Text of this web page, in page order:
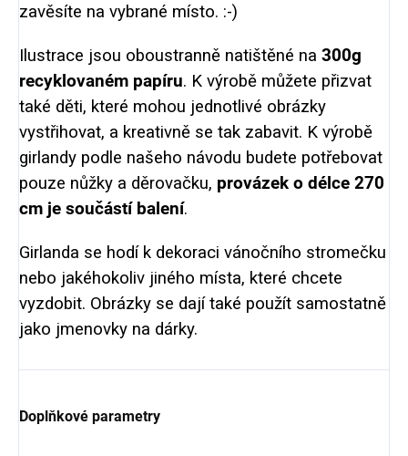
zavěsíte na vybrané místo. :-)
Ilustrace jsou oboustranně natištěné na 300g
recyklovaném papíru. K výrobě můžete přizvat
také děti, které mohou jednotlivé obrázky
vystřihovat, a kreativně se tak zabavit. K výrobě
girlandy podle našeho návodu budete potřebovat
pouze nůžky a děrovačku, provázek o délce 270
cm je součástí balení.
Girlanda se hodí k dekoraci vánočního stromečku
nebo jakéhokoliv jiného místa, které chcete
vyzdobit. Obrázky se dají také použít samostatně
jako jmenovky na dárky.
Doplňkové parametry